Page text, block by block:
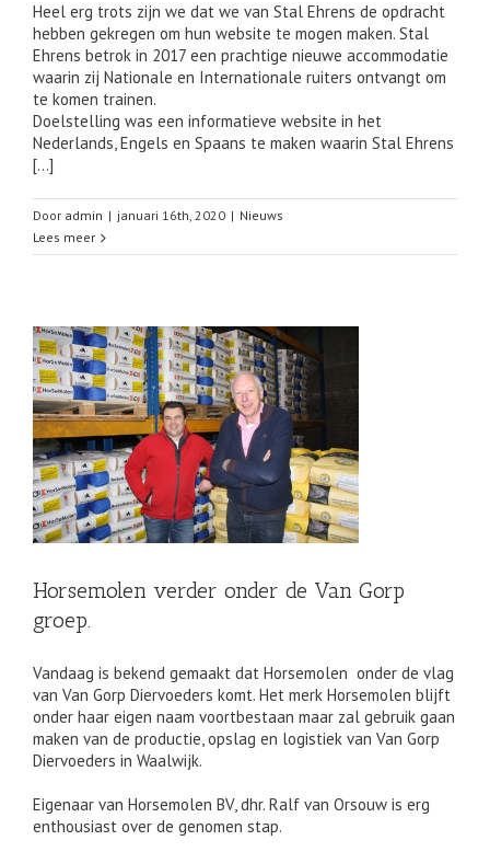
Heel erg trots zijn we dat we van Stal Ehrens de opdracht
hebben gekregen om hun website te mogen maken. Stal
Ehrens betrok in 2017 een prachtige nieuwe accommodatie
waarin zij Nationale en Internationale ruiters ontvangt om
te komen trainen.
Doelstelling was een informatieve website in het
Nederlands, Engels en Spaans te maken waarin Stal Ehrens
[…]
Door admin | januari 16th, 2020 | Nieuws
Lees meer
Horsemolen verder onder de Van Gorp
groep.
Vandaag is bekend gemaakt dat Horsemolen onder de vlag
van Van Gorp Diervoeders komt. Het merk Horsemolen blijft
onder haar eigen naam voortbestaan maar zal gebruik gaan
maken van de productie, opslag en logistiek van Van Gorp
Diervoeders in Waalwijk.
Eigenaar van Horsemolen BV, dhr. Ralf van Orsouw is erg
enthousiast over de genomen stap.